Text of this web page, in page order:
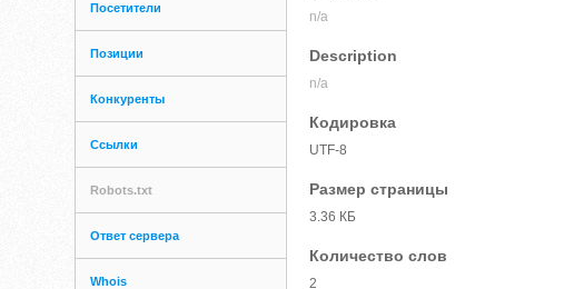
Посетители
Позиции
Конкуренты
Ссылки
Robots.txt
Ответ сервера
Whois
n/a
Description
n/a
Кодировка
UTF-8
Размер страницы
3.36 КБ
Количество слов
2